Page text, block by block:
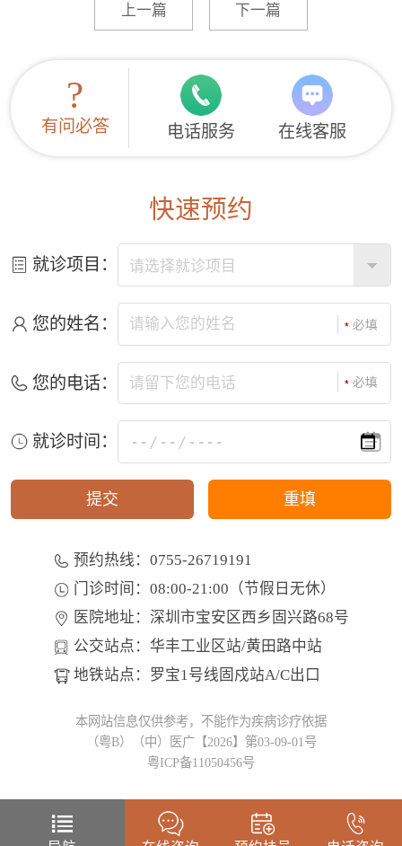
上一篇 下一篇
?
有问必答 电话服务 在线客服
快速预约
就诊项目：
您的姓名：
您的电话：
就诊时间：
预约热线：0755-26719191
门诊时间：08:00-21:00（节假日无休）
医院地址：深圳市宝安区西乡固兴路68号
公交站点：华丰工业区站/黄田路中站
地铁站点：罗宝1号线固戍站A/C出口
本网站信息仅供参考，不能作为疾病诊疗依据
（粤B）（中）医广【2026】第03-09-01号
粤ICP备11050456号